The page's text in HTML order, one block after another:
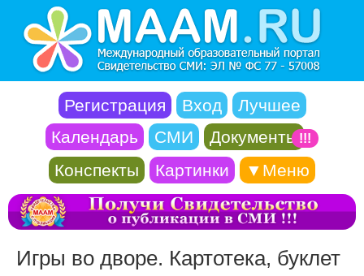
Регистрация Вход
Лучшее
Календарь
СМИ Документы !!!
Конспекты Картинки ▼Меню
Игры во дворе. Картотека, буклет